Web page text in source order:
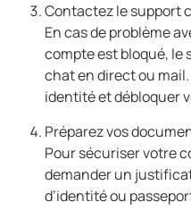
Contactez le support
En cas de problème
compte est bloqué, le
chat en direct ou
identité et débloquer
Préparez vos
Pour sécuriser votre
demander un
d’identité ou